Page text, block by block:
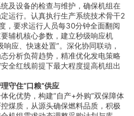
及设备的检查与维护，确保机组在
运行。认真执行生产系统技术骨干2
，要求运行人员每30分钟全面翻阅
辅机核心参数，建立秒级响应机
应、快速处置”。深化协同联动，
分析负荷趋势，精准优化发电策略
全红线前提下最大程度提高机组出
守住“口粮”供应
化优势，构建“自产+外购”双保障体
煤质，从源头确保燃料品质，积极